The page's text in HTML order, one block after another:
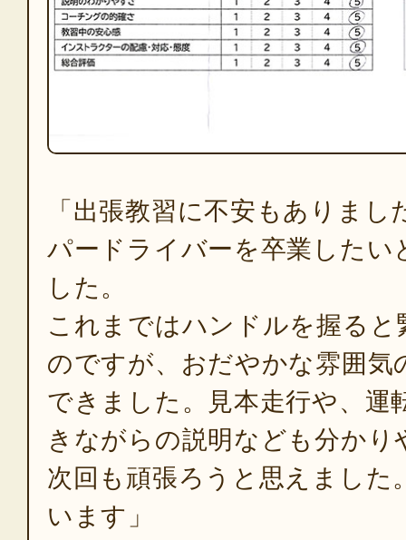
「出張教習に不安もありま
パードライバーを卒業したい
した。
これまではハンドルを握る
のですが、おだやかな雰囲気
できました。見本走行や、運
きながらの説明なども分か
次回も頑張ろうと思えました
います」